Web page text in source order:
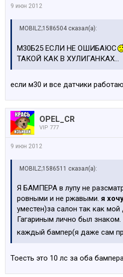
9 июн 2012
MOBILZ;1586504 сказал(а):
М30Б25 ЕСЛИ НЕ ОШИБАЮС
ТАКОЙ КАК В ХУЛИГАНКАХ...
если м30 и все датчики
OPEL_CR
VIP 777
9 июн 2012
MOBILZ;1586511 сказал(а):
Я БАМПЕРА в лупу не
ровными и не ржавыми. я
уместен)за салон так как
Гагариным лично был
каждый бампер(я даже сам
Toесть это 10 лс за оба